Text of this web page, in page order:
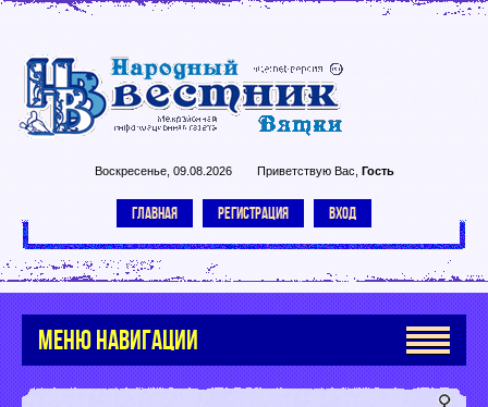
Воскресенье, 09.08.2026 Приветствую Вас Гость
ГЛАВНАЯ РЕГИСТРАЦИЯ ВХОД
МЕНЮ НАВИГАЦИИ